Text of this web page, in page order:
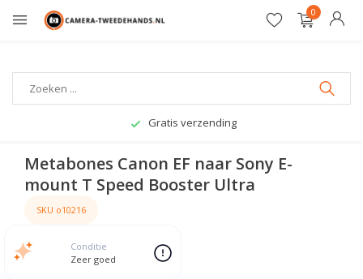
0
Gratis verzending
Metabones Canon EF naar Sony E-
mount T Speed Booster Ultra
SKU o10216
Conditie
Zeer goed